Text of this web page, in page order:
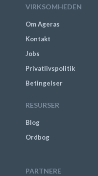
VIRKSOMHEDEN
Om Ageras
Kontakt
Jobs
Privatlivspolitik
Betingelser
RESURSER
Blog
Ordbog
PARTNERE